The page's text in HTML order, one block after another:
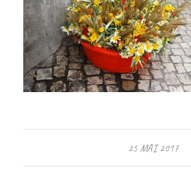
25 MAI 2017